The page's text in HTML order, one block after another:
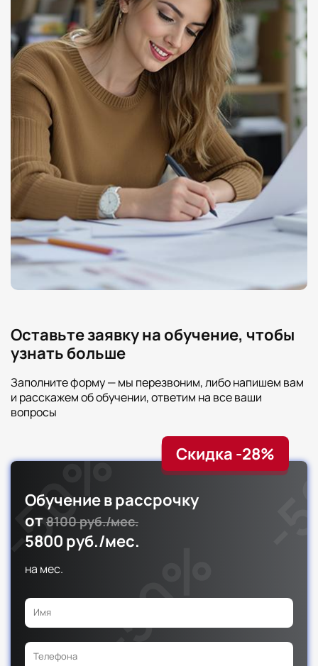
Оставьте заявку на обучение, чтобы
узнать больше
Заполните форму — мы перезвоним, либо напишем вам
и расскажем об обучении, ответим на все ваши
вопросы
Скидка -28%
Обучение в рассрочку
от8100 руб./мес.
5800 руб./мес.
на мес.